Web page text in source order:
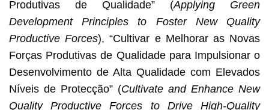
Produtivas de Qualidade” (Applying Green
Development Principles to Foster New Quality
Productive Forces), “Cultivar e Melhorar as Novas
Forças Produtivas de Qualidade para Impulsionar o
Desenvolvimento de Alta Qualidade com Elevados
Níveis de Protecção” (Cultivate and Enhance New
Quality Productive Forces to Drive High-Quality